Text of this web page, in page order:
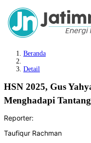
Beranda
Detail
HSN 2025, Gus
Menghadapi
Reporter:
Taufiqur Rachman